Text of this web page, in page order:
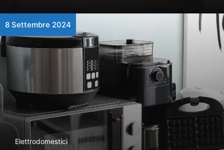
8 Settembre 2024
Elettrodomestici